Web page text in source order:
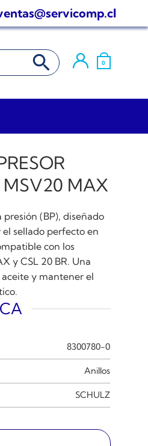
BOTÓN DE BÚSQUEDA
0
MSV20 MAX
(BP), diseñado
sellado perfecto en
con los
y CSL 20 BR. Una
y mantener el
8300780-0
Anillos
SCHULZ